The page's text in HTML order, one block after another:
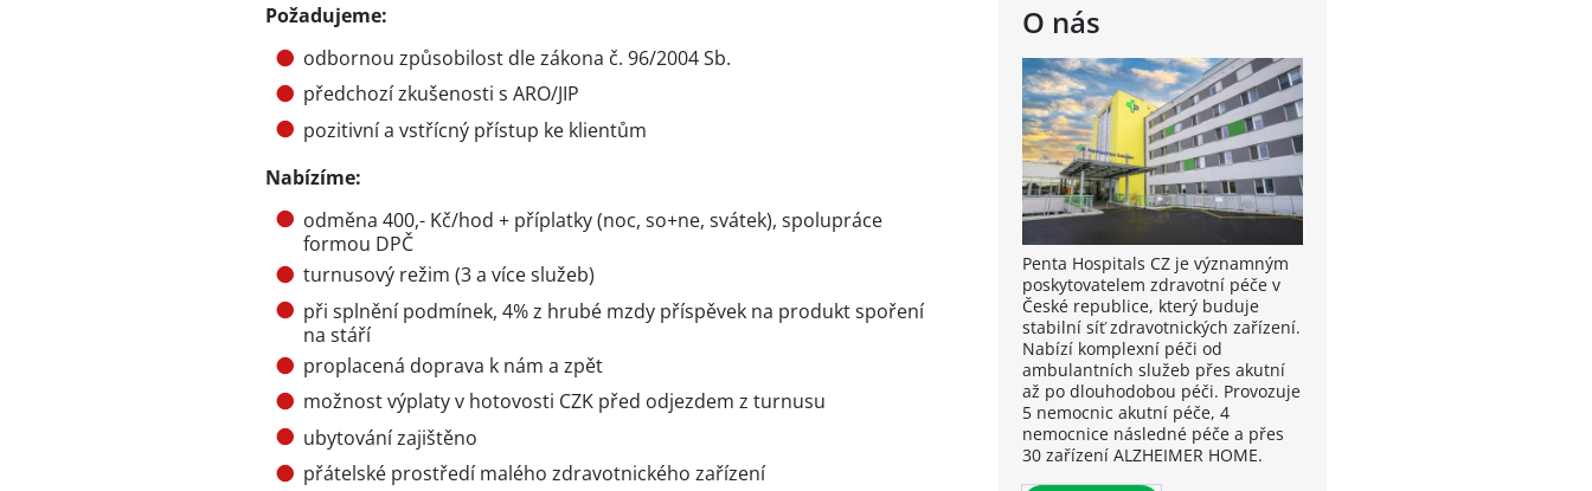
O nás
Penta Hospitals CZ je významným
poskytovatelem zdravotní péče v
České republice, který buduje
stabilní síť zdravotnických zařízení.
Nabízí komplexní péči od
ambulantních služeb přes akutní
až po dlouhodobou péči. Provozuje
5 nemocnic akutní péče, 4
nemocnice následné péče a přes
30 zařízení ALZHEIMER HOME.
Požadujeme:
odbornou způsobilost dle zákona č. 96/2004 Sb.
předchozí zkušenosti s ARO/JIP
pozitivní a vstřícný přístup ke klientům
Nabízíme:
odměna 400,- Kč/hod + příplatky (noc, so+ne, svátek), spolupráce
formou DPČ
turnusový režim (3 a více služeb)
při splnění podmínek, 4% z hrubé mzdy příspěvek na produkt spoření
na stáří
proplacená doprava k nám a zpět
možnost výplaty v hotovosti CZK před odjezdem z turnusu
ubytování zajištěno
přátelské prostředí malého zdravotnického zařízení